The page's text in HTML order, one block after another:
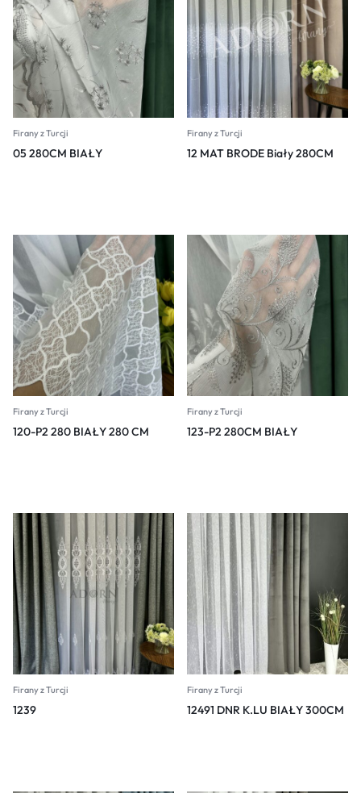
Firany z Turcji
05 280CM BIAŁY
Firany z Turcji
12 MAT BRODE Biały 280CM
Firany z Turcji
120-P2 280 BIAŁY 280 CM
Firany z Turcji
123-P2 280CM BIAŁY
Firany z Turcji
1239
Firany z Turcji
12491 DNR K.LU BIAŁY 300CM